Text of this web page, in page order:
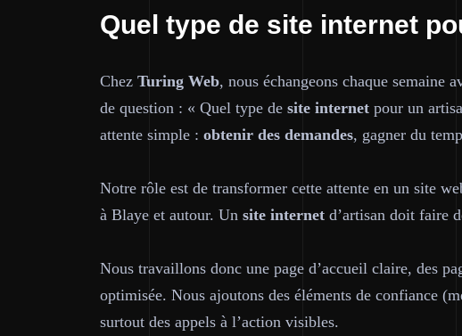
Quel type de site internet
Chez Turing Web, nous échangeons chaque semaine
de question : « Quel type de site internet pour un
attente simple : obtenir des demandes, gagner du
Notre rôle est de transformer cette attente en un site
à Blaye et autour. Un site internet d’artisan doit faire
Nous travaillons donc une page d’accueil claire, des
optimisée. Nous ajoutons des éléments de confiance
surtout des appels à l’action visibles.